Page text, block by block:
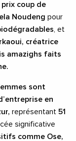
prix coup de
Noudeng pour
, et
créatrice
amazighs faits
sont
en
représentant 51
significative
comme Ose,